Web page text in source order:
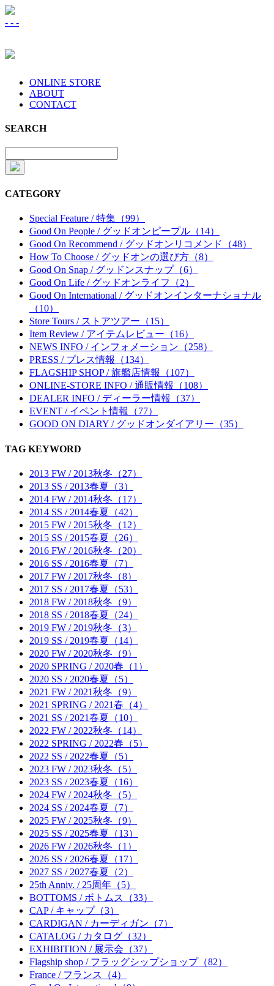
- - -
ONLINE STORE
ABOUT
CONTACT
SEARCH
CATEGORY
Special Feature / 特集（99）
Good On People / グッドオンピープル（14）
Good On Recommend / グッドオンリコメンド（48）
How To Choose / グッドオンの選び方（8）
Good On Snap / グッドンスナップ（6）
Good On Life / グッドオンライフ（2）
Good On International / グッドオンインターナショナル
（10）
Store Tours / ストアツアー（15）
Item Review / アイテムレビュー（16）
NEWS INFO / インフォメーション（258）
PRESS / プレス情報（134）
FLAGSHIP SHOP / 旗艦店情報（107）
ONLINE-STORE INFO / 通販情報（108）
DEALER INFO / ディーラー情報（37）
EVENT / イベント情報（77）
GOOD ON DIARY / グッドオンダイアリー（35）
TAG KEYWORD
2013 FW / 2013秋冬（27）
2013 SS / 2013春夏（3）
2014 FW / 2014秋冬（17）
2014 SS / 2014春夏（42）
2015 FW / 2015秋冬（12）
2015 SS / 2015春夏（26）
2016 FW / 2016秋冬（20）
2016 SS / 2016春夏（7）
2017 FW / 2017秋冬（8）
2017 SS / 2017春夏（53）
2018 FW / 2018秋冬（9）
2018 SS / 2018春夏（24）
2019 FW / 2019秋冬（3）
2019 SS / 2019春夏（14）
2020 FW / 2020秋冬（9）
2020 SPRING / 2020春（1）
2020 SS / 2020春夏（5）
2021 FW / 2021秋冬（9）
2021 SPRING / 2021春（4）
2021 SS / 2021春夏（10）
2022 FW / 2022秋冬（14）
2022 SPRING / 2022春（5）
2022 SS / 2022春夏（5）
2023 FW / 2023秋冬（5）
2023 SS / 2023春夏（16）
2024 FW / 2024秋冬（5）
2024 SS / 2024春夏（7）
2025 FW / 2025秋冬（9）
2025 SS / 2025春夏（13）
2026 FW / 2026秋冬（1）
2026 SS / 2026春夏（17）
2027 SS / 2027春夏（2）
25th Anniv. / 25周年（5）
BOTTOMS / ボトムス（33）
CAP / キャップ（3）
CARDIGAN / カーディガン（7）
CATALOG / カタログ（32）
EXHIBITION / 展示会（37）
Flagship shop / フラッグシップショップ（82）
France / フランス（4）